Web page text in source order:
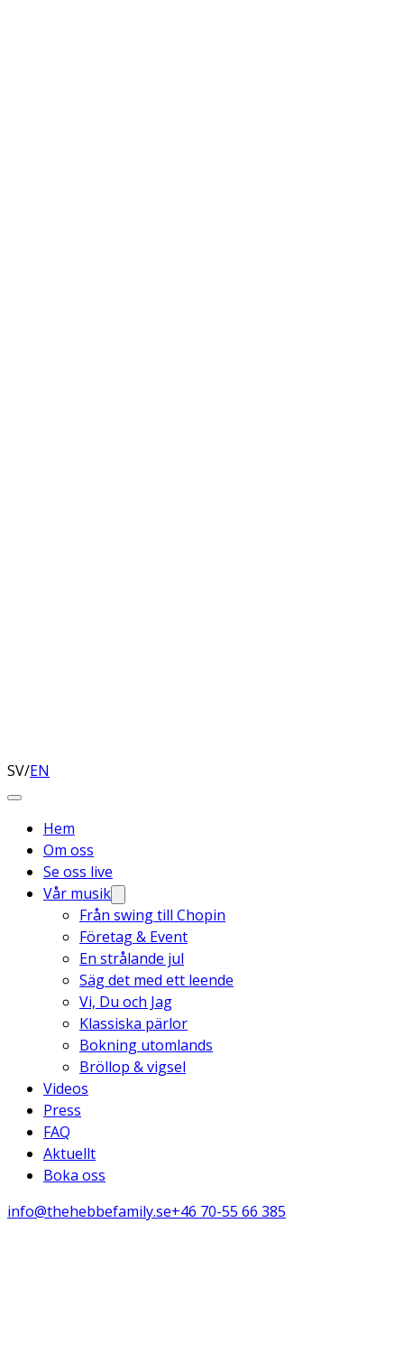
SV/EN
Hem
Om oss
Se oss live
Vår musik
Från swing till Chopin
Företag & Event
En strålande jul
Säg det med ett leende
Vi, Du och Jag
Klassiska pärlor
Bokning utomlands
Bröllop & vigsel
Videos
Press
FAQ
Aktuellt
Boka oss
info@thehebbefamily.se+46 70-55 66 385